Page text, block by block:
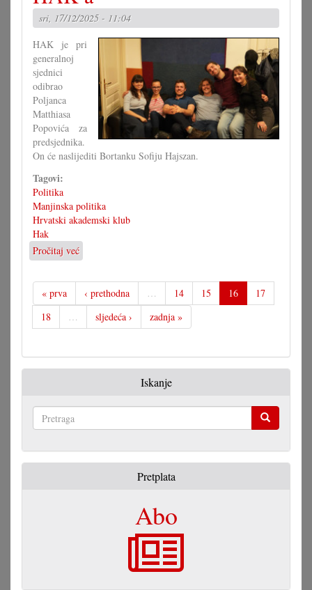
sri, 17/12/2025 - 11:04
HAK je pri
generalnoj
sjednici
odibrao
Poljanca
Matthiasa
Popovića za
predsjednika.
On će naslijediti Bortanku Sofiju Hajszan.
Tagovi:
Politika
Manjinska politika
Hrvatski akademski klub
Hak
Pročitaj već
Popović
novi
predsjednik
HAK-
« prva ‹ prethodna … 14 15 16
17
18
… sljedeća › zadnja »
Iskanje
Pretplata
Abo